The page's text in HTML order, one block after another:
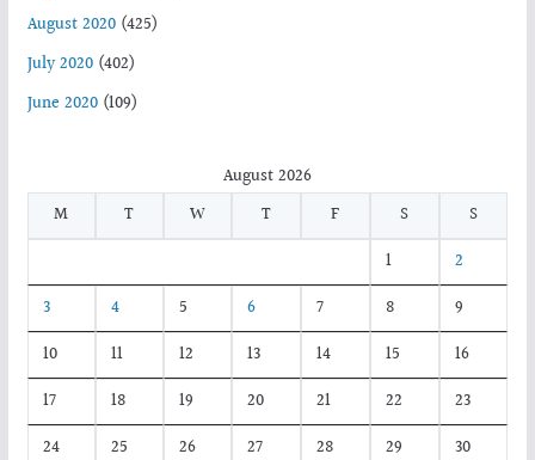
August 2020(425)
July 2020(402)
June 2020(109)
August 2026
M
T W T F S
S
1
2
3
4 5 6 7 8
9
10
11 12 13 14 15
16
17
18 19 20 21 22
23
24
25 26 27 28 29
30